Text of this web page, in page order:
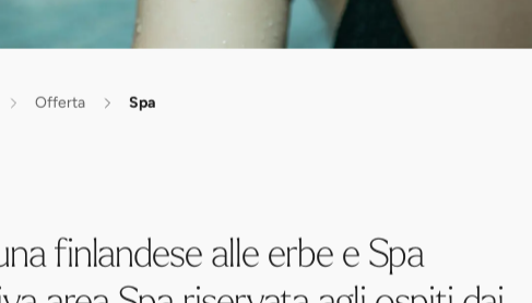
Offerta Spa
finlandese alle erbe e Spa